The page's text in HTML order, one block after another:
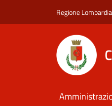
Regione Lombardia